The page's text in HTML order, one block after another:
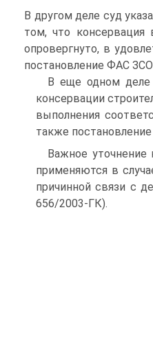
В другом деле суд
том, что консервация
опровергнуто, в
постановление ФАС
В еще одном деле
консервации
выполнения
также
Важное
применяются в
причинной связи с
656/2003-ГК).